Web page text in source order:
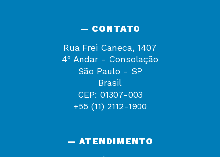
— CONTATO
Rua Frei Caneca, 1407
4º Andar - Consolação
São Paulo - SP
Brasil
CEP: 01307-003
+55 (11) 2112-1900
— ATENDIMENTO